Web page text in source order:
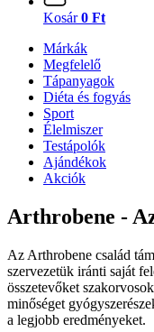
Kosár 0 Ft
Márkák
Megfelelő
Tápanyagok
Diéta és fogyás
Sport
Élelmiszer
Testápolók
Ajándékok
Akciók
Arthrobene -
Az Arthrobene család
szervezetük iránti saját
összetevőket
minőséget
a legjobb eredményeket.